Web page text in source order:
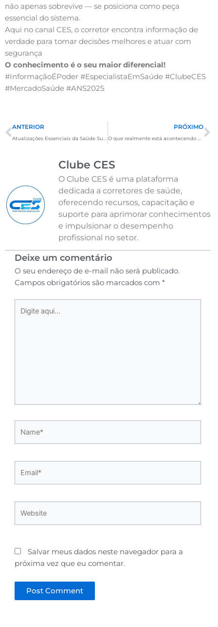
não apenas sobrevive — se posiciona como peça
essencial do sistema.
Aqui no canal CES, o corretor encontra informação de
verdade para tomar decisões melhores e atuar com
segurança
O conhecimento é o seu maior diferencial!
#InformaçãoÉPoder #EspecialistaEmSaúde #ClubeCES
#MercadoSaúde #ANS2025
ANTERIOR
Atualizações Essenciais da Saúde Suplementar – Semana de 11 a 17 de janeiro de 2026
PRÓXIMO
O que realmente está acontecendo no mercado de planos de saúde?
Clube CES
O Clube CES é uma plataforma
dedicada a corretores de saúde,
oferecendo recursos, capacitação e
suporte para aprimorar conhecimentos
e impulsionar o desempenho
profissional no setor.
Deixe um comentário
O seu endereço de e-mail não será publicado.
Campos obrigatórios são marcados com *
aqui...
Salvar meus dados neste navegador para a
próxima vez que eu comentar.